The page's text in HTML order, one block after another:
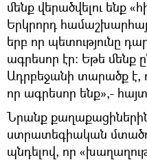
մենք վերածվելու ենք
Երկրորդ
երբ որ պետությունը
ագրեսոր էր։ Եթե մենք
Ադրբեջանի տարածք է,
որ ագրեսոր ենք»,-
Նրանք
ստրատեգիական
պնդելով, որ